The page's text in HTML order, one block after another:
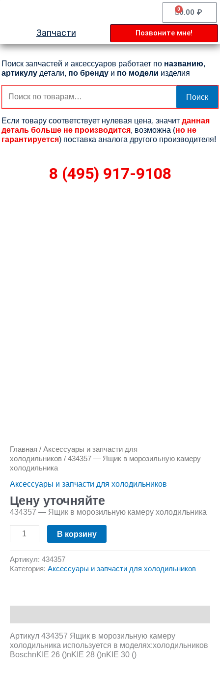
0.00 ₽
0
Cart
Запчасти Позвоните мне!
Поиск запчастей и аксессуаров работает по названию,
артикулу детали, по бренду и по модели изделия
Искать:
Поиск
Если товару соответствует нулевая цена, значит данная
деталь больше не производится, возможна (но не
гарантируется) поставка аналога другого производителя!
8 (495) 917-9108
Главная / Аксессуары и запчасти для
холодильников / 434357 — Ящик в морозильную камеру
холодильника
Аксессуары и запчасти для холодильников
Цену уточняйте
434357 — Ящик в морозильную камеру холодильника
В корзину
Артикул: 434357
Категория: Аксессуары и запчасти для холодильников
Артикул 434357 Ящик в морозильную камеру
холодильника используется в моделях:холодильников
BoschnKIE 26 ()nKIE 28 ()nKIE 30 ()